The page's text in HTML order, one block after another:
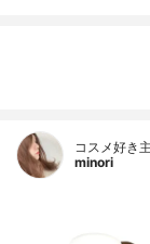
コスメ好き
minori